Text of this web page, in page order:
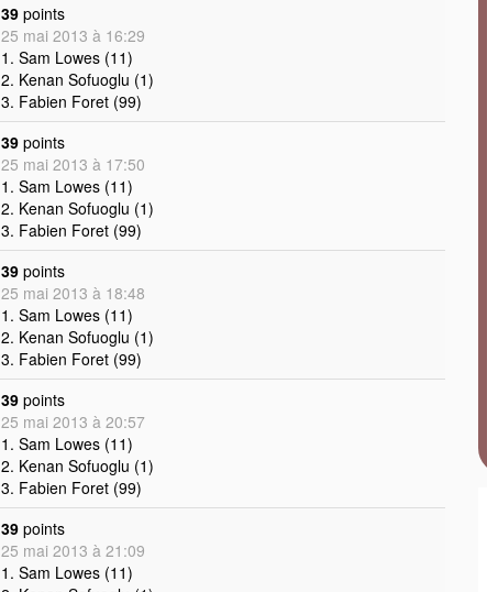
39 points
25 mai 2013 à 16:29
1. Sam Lowes (11)
2. Kenan Sofuoglu (1)
3. Fabien Foret (99)
39 points
25 mai 2013 à 17:50
1. Sam Lowes (11)
2. Kenan Sofuoglu (1)
3. Fabien Foret (99)
39 points
25 mai 2013 à 18:48
1. Sam Lowes (11)
2. Kenan Sofuoglu (1)
3. Fabien Foret (99)
39 points
25 mai 2013 à 20:57
1. Sam Lowes (11)
2. Kenan Sofuoglu (1)
3. Fabien Foret (99)
39 points
25 mai 2013 à 21:09
1. Sam Lowes (11)